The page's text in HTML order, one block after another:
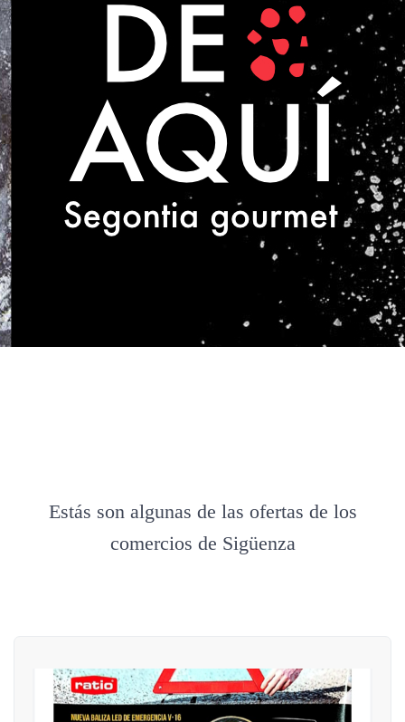
Estás son algunas de las ofertas de los
comercios de Sigüenza